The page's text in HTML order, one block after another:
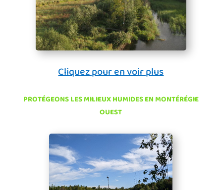
Cliquez pour en voir plus
PROTÉGEONS LES MILIEUX HUMIDES EN MONTÉRÉGIE
OUEST